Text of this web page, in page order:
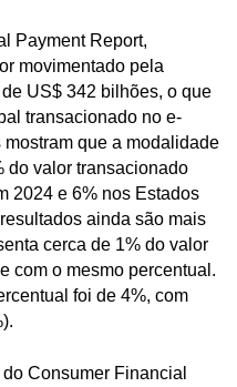
Payment Report,
movimentado pela
US$ 342 bilhões, o que
transacionado no e-
que a modalidade
do valor transacionado
2024 e 6% nos Estados
ainda são mais
cerca de 1% do valor
com o mesmo percentual.
foi de 4%, com
Consumer Financial